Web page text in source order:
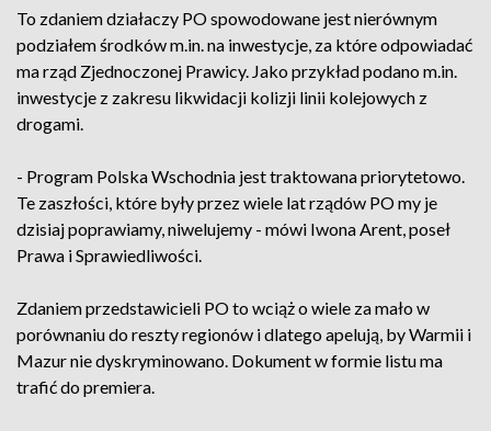
To zdaniem działaczy PO spowodowane jest nierównym
podziałem środków m.in. na inwestycje, za które odpowiadać
ma rząd Zjednoczonej Prawicy. Jako przykład podano m.in.
inwestycje z zakresu likwidacji kolizji linii kolejowych z
drogami.
- Program Polska Wschodnia jest traktowana priorytetowo.
Te zaszłości, które były przez wiele lat rządów PO my je
dzisiaj poprawiamy, niwelujemy - mówi Iwona Arent, poseł
Prawa i Sprawiedliwości.
Zdaniem przedstawicieli PO to wciąż o wiele za mało w
porównaniu do reszty regionów i dlatego apelują, by Warmii i
Mazur nie dyskryminowano. Dokument w formie listu ma
trafić do premiera.